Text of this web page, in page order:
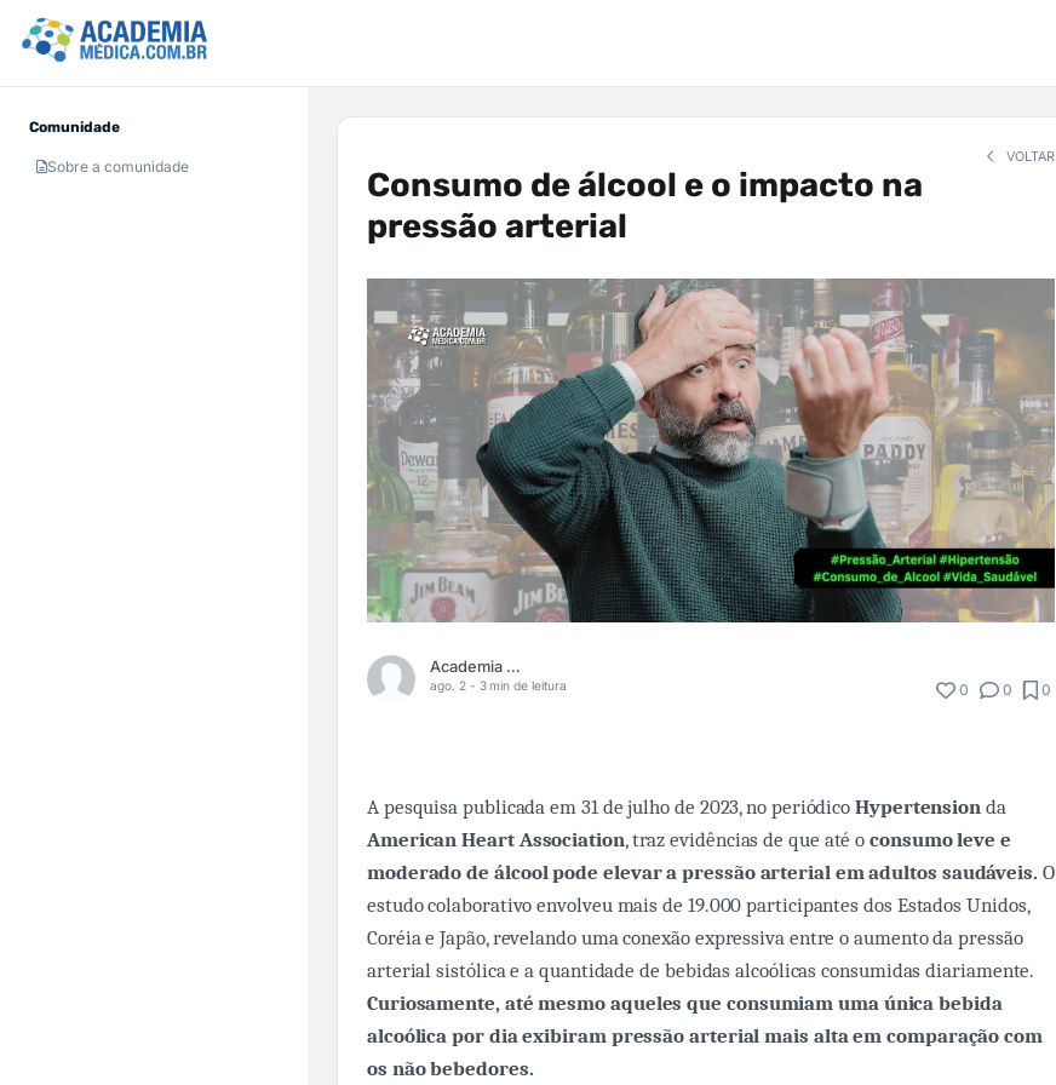
Comunidade
Sobre a comunidade
VOLTAR
Consumo de álcool e o impacto na
pressão arterial
Academia Médica
ago. 2 - 3 min de leitura 0 0 0
A pesquisa publicada em 31 de julho de 2023, no periódicoHypertension da
American Heart Association, traz evidências de que até oconsumo leve e
moderado de álcool pode elevar a pressão arterial em adultos saudáveis. O
estudo colaborativo envolveu mais de 19.000 participantes dos Estados Unidos,
Coréia e Japão, revelando uma conexão expressiva entre o aumento da pressão
arterial sistólica e a quantidade de bebidas alcoólicas consumidas diariamente.
Curiosamente, até mesmo aqueles que consumiam uma única bebida
alcoólica por dia exibiram pressão arterial mais alta em comparação com
os não bebedores.